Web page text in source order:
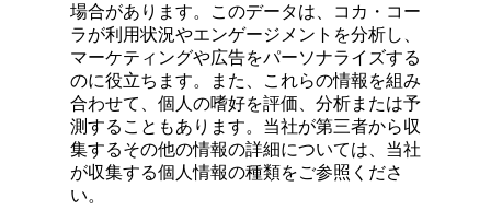
場合があります。このデータは、コカ・コー
ラが利用状況やエンゲージメントを分析し、
マーケティングや広告をパーソナライズする
のに役立ちます。また、これらの情報を組み
合わせて、個人の嗜好を評価、分析または予
測することもあります。当社が第三者から収
集するその他の情報の詳細については、当社
が収集する個人情報の種類をご参照くださ
い。